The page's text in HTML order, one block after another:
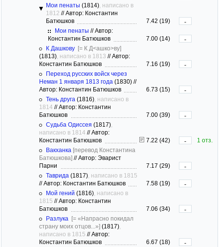
Мои пенаты (1814) , написано в
1812 //Автор: Константин
Батюшков
7.42 (19)
-
Мои пенаты //Автор:
Константин Батюшков
7.00 (14)
-
К Дашкову [= К Д<ашко>ву]
(1813) , написано в 1813 //Автор:
Константин Батюшков
7.16 (19)
-
Переход русских войск через
Неман 1 января 1813 года (1830) //
Автор: Константин Батюшков
6.73 (15)
-
Тень друга (1816) , написано в
1814 //Автор: Константин
Батюшков
7.00 (39)
-
Судьба Одиссея (1817)
написано в 1814 //Автор:
Константин Батюшков
7.22 (42) -
1 отз.
Вакханка [перевод Константина
Батюшкова] //Автор: Эварист
Парни
7.17 (29)
-
Таврида (1817) , написано в 1815
//Автор: Константин Батюшков 7.58 (19)
-
Мой гений (1816) , написано в
1815 //Автор: Константин
Батюшков
7.06 (34)
-
Разлука [= «Напрасно покидал
страну моих отцов...»] (1817)
написано в 1815 //Автор:
Константин Батюшков
6.67 (18)
-